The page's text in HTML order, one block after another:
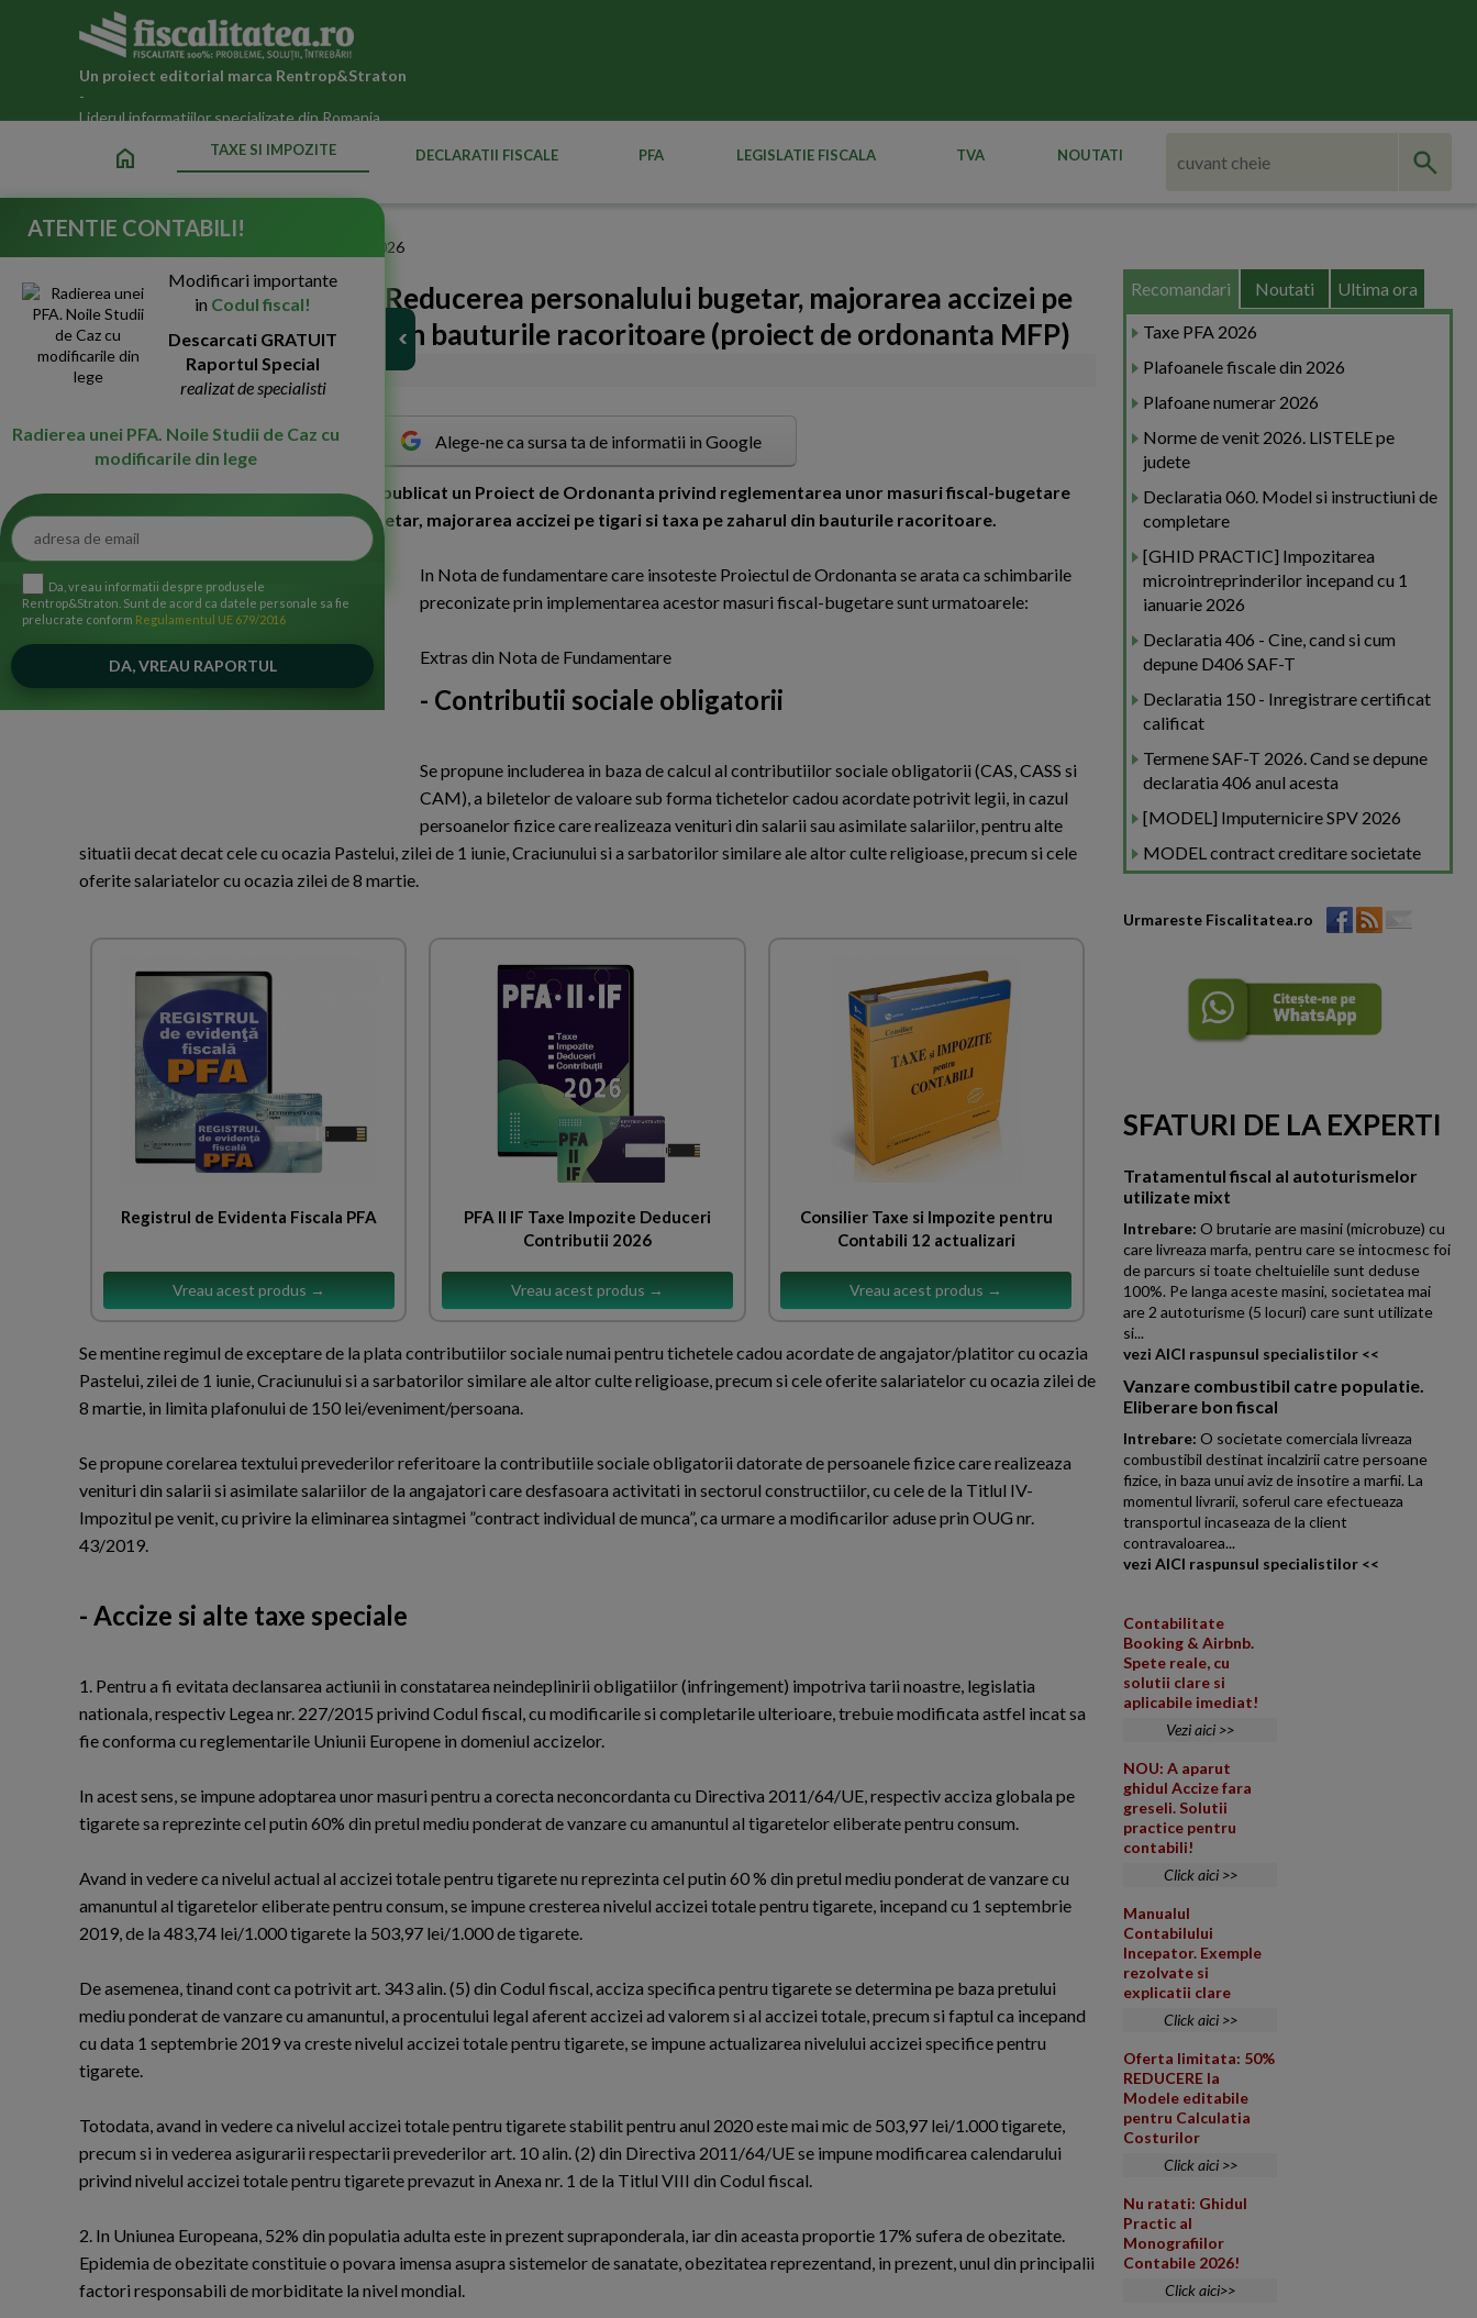
Un proiect editorial marca Rentrop&Straton
-
Liderul informatiilor specializate din Romania
home TAXE SI IMPOZITE DECLARATII FISCALE PFA LEGISLATIE FISCALA TVA NOUTATI
Taxe si impozite datorate statului in 2026
Masuri fiscal-bugetare: Reducerea personalului bugetar, majorarea accizei pe
tigari si taxa pe zaharul din bauturile racoritoare (proiect de ordonanta MFP)
06-Aug-2019 3643
Alege-ne ca sursa ta de informatii in Google
Ministerul Finantelor Publice (MFP) a publicat un Proiect de Ordonanta privind reglementarea unor masuri fiscal-bugetare
intre care reducerea personalului bugetar, majorarea accizei pe tigari si taxa pe zaharul din bauturile racoritoare.
In Nota de fundamentare care insoteste Proiectul de Ordonanta se arata ca schimbarile
preconizate prin implementarea acestor masuri fiscal-bugetare sunt urmatoarele:
Extras din Nota de Fundamentare
- Contributii sociale obligatorii
Se propune includerea in baza de calcul al contributiilor sociale obligatorii (CAS, CASS si
CAM), a biletelor de valoare sub forma tichetelor cadou acordate potrivit legii, in cazul
persoanelor fizice care realizeaza venituri din salarii sau asimilate salariilor, pentru alte
situatii decat decat cele cu ocazia Pastelui, zilei de 1 iunie, Craciunului si a sarbatorilor similare ale altor culte religioase, precum si cele
oferite salariatelor cu ocazia zilei de 8 martie.
Registrul de Evidenta Fiscala PFA
Vreau acest produs →
PFA II IF Taxe Impozite Deduceri
Contributii 2026
Vreau acest produs →
Consilier Taxe si Impozite pentru
Contabili 12 actualizari
Vreau acest produs →
Se mentine regimul de exceptare de la plata contributiilor sociale numai pentru tichetele cadou acordate de angajator/platitor cu ocazia
Pastelui, zilei de 1 iunie, Craciunului si a sarbatorilor similare ale altor culte religioase, precum si cele oferite salariatelor cu ocazia zilei de
8 martie, in limita plafonului de 150 lei/eveniment/persoana.
Se propune corelarea textului prevederilor referitoare la contributiile sociale obligatorii datorate de persoanele fizice care realizeaza
venituri din salarii si asimilate salariilor de la angajatori care desfasoara activitati in sectorul constructiilor, cu cele de la Titlul IV-
Impozitul pe venit, cu privire la eliminarea sintagmei ”contract individual de munca”, ca urmare a modificarilor aduse prin OUG nr.
43/2019.
- Accize si alte taxe speciale
1. Pentru a fi evitata declansarea actiunii in constatarea neindeplinirii obligatiilor (infringement) impotriva tarii noastre, legislatia
nationala, respectiv Legea nr. 227/2015 privind Codul fiscal, cu modificarile si completarile ulterioare, trebuie modificata astfel incat sa
fie conforma cu reglementarile Uniunii Europene in domeniul accizelor.
In acest sens, se impune adoptarea unor masuri pentru a corecta neconcordanta cu Directiva 2011/64/UE, respectiv acciza globala pe
tigarete sa reprezinte cel putin 60% din pretul mediu ponderat de vanzare cu amanuntul al tigaretelor eliberate pentru consum.
Avand in vedere ca nivelul actual al accizei totale pentru tigarete nu reprezinta cel putin 60 % din pretul mediu ponderat de vanzare cu
amanuntul al tigaretelor eliberate pentru consum, se impune cresterea nivelul accizei totale pentru tigarete, incepand cu 1 septembrie
2019, de la 483,74 lei/1.000 tigarete la 503,97 lei/1.000 de tigarete.
De asemenea, tinand cont ca potrivit art. 343 alin. (5) din Codul fiscal, acciza specifica pentru tigarete se determina pe baza pretului
mediu ponderat de vanzare cu amanuntul, a procentului legal aferent accizei ad valorem si al accizei totale, precum si faptul ca incepand
cu data 1 septembrie 2019 va creste nivelul accizei totale pentru tigarete, se impune actualizarea nivelului accizei specifice pentru
tigarete.
Totodata, avand in vedere ca nivelul accizei totale pentru tigarete stabilit pentru anul 2020 este mai mic de 503,97 lei/1.000 tigarete,
precum si in vederea asigurarii respectarii prevederilor art. 10 alin. (2) din Directiva 2011/64/UE se impune modificarea calendarului
privind nivelul accizei totale pentru tigarete prevazut in Anexa nr. 1 de la Titlul VIII din Codul fiscal.
2. In Uniunea Europeana, 52% din populatia adulta este in prezent supraponderala, iar din aceasta proportie 17% sufera de obezitate.
Epidemia de obezitate constituie o povara imensa asupra sistemelor de sanatate, obezitatea reprezentand, in prezent, unul din principalii
factori responsabili de morbiditate la nivel mondial.
Recomandari Noutati Ultima ora
Taxe PFA 2026
Plafoanele fiscale din 2026
Plafoane numerar 2026
Norme de venit 2026. LISTELE pe
judete
Declaratia 060. Model si instructiuni de
completare
[GHID PRACTIC] Impozitarea
microintreprinderilor incepand cu 1
ianuarie 2026
Declaratia 406 - Cine, cand si cum
depune D406 SAF-T
Declaratia 150 - Inregistrare certificat
calificat
Termene SAF-T 2026. Cand se depune
declaratia 406 anul acesta
[MODEL] Imputernicire SPV 2026
MODEL contract creditare societate
Urmareste Fiscalitatea.ro
SFATURI DE LA EXPERTI
Tratamentul fiscal al autoturismelor
utilizate mixt
Intrebare: O brutarie are masini (microbuze) cu
care livreaza marfa, pentru care se intocmesc foi
de parcurs si toate cheltuielile sunt deduse
100%. Pe langa aceste masini, societatea mai
are 2 autoturisme (5 locuri) care sunt utilizate
si...
vezi AICI raspunsul specialistilor <<
Vanzare combustibil catre populatie.
Eliberare bon fiscal
Intrebare: O societate comerciala livreaza
combustibil destinat incalzirii catre persoane
fizice, in baza unui aviz de insotire a marfii. La
momentul livrarii, soferul care efectueaza
transportul incaseaza de la client
contravaloarea...
vezi AICI raspunsul specialistilor <<
Contabilitate
Booking & Airbnb.
Spete reale, cu
solutii clare si
aplicabile imediat!
Vezi aici >>
NOU: A aparut
ghidul Accize fara
greseli. Solutii
practice pentru
contabili!
Click aici >>
Manualul
Contabilului
Incepator. Exemple
rezolvate si
explicatii clare
Click aici >>
Oferta limitata: 50%
REDUCERE la
Modele editabile
pentru Calculatia
Costurilor
Click aici >>
Nu ratati: Ghidul
Practic al
Monografiilor
Contabile 2026!
Click aici>>
ATENTIE CONTABILI!
Modificari importante
in Codul fiscal!
Descarcati GRATUIT
Raportul Special
realizat de specialisti
Radierea unei PFA. Noile Studii de Caz cu
modificarile din lege
Da, vreau informatii despre produsele
Rentrop&Straton. Sunt de acord ca datele personale sa fie
prelucrate conform Regulamentul UE 679/2016